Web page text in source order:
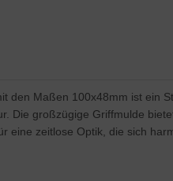
den Maßen 100x48mm ist ein
Die großzügige Griffmulde
eine zeitlose Optik, die sich